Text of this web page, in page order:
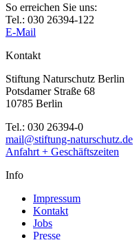
So erreichen Sie uns:
Tel.: 030 26394-122
E-Mail
Kontakt
Stiftung Naturschutz Berlin
Potsdamer Straße 68
10785 Berlin
Tel.: 030 26394-0
mail@stiftung-naturschutz.de
Anfahrt + Geschäftszeiten
Info
Impressum
Kontakt
Jobs
Presse